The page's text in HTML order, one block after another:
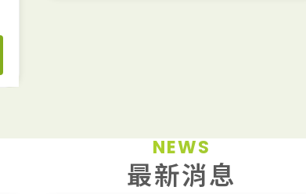
NEWS
最新消息